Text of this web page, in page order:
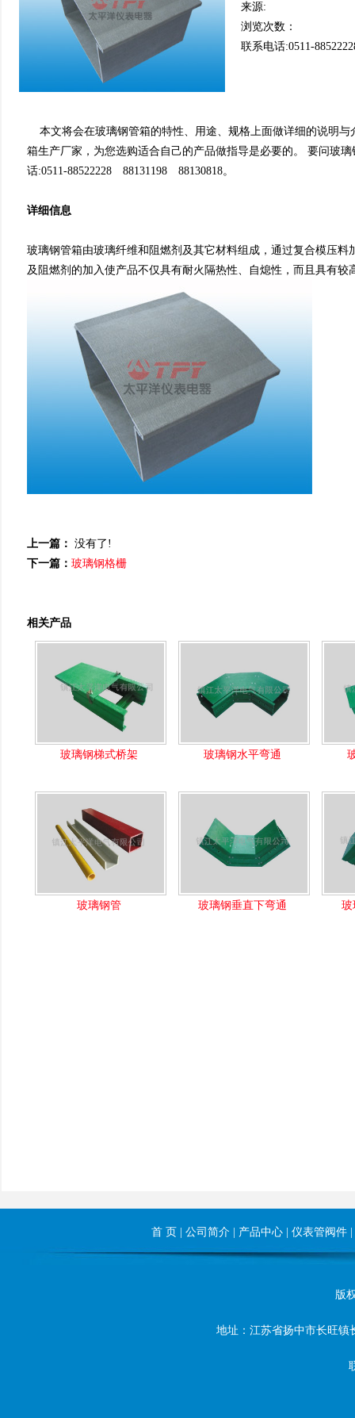
来源:
浏览次数：
联系电话:0511-
本文将会在玻璃钢管箱的特性、用途、规格上面做详细的说
箱生产厂家，为您选购适合自己的产品做指导是必要的。 要问玻
话:0511-88522228 88131198 88130818。
详细信息
玻璃钢管箱由玻璃纤维和阻燃剂及其它材料组成，通过复合模压
及阻燃剂的加入使产品不仅具有耐火隔热性、自熄性，而且具有较高
上一篇： 没有了!
下一篇： 玻璃钢格栅
相关产品
玻璃钢梯式桥架 玻璃钢水平弯通
玻璃钢管 玻璃钢垂直下弯通 玻
首 页 公司简介| 产品中心| 仪表管阀件|
版
地址：江苏省扬中市长旺